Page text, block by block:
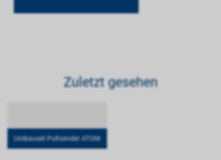
Zuletzt gesehen
Umbauset Pultsender ATOM